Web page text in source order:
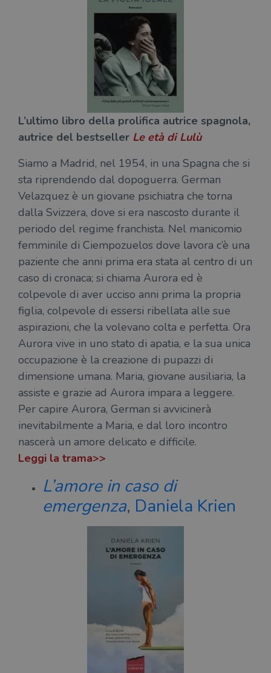
L’ultimo libro della prolifica autrice spagnola,
autrice del bestseller Le età di Lulù
Siamo a Madrid, nel 1954, in una Spagna che si
sta riprendendo dal dopoguerra. German
Velazquez è un giovane psichiatra che torna
dalla Svizzera, dove si era nascosto durante il
periodo del regime franchista. Nel manicomio
femminile di Ciempozuelos dove lavora c’è una
paziente che anni prima era stata al centro di un
caso di cronaca; si chiama Aurora ed è
colpevole di aver ucciso anni prima la propria
figlia, colpevole di essersi ribellata alle sue
aspirazioni, che la volevano colta e perfetta. Ora
Aurora vive in uno stato di apatia, e la sua unica
occupazione è la creazione di pupazzi di
dimensione umana. Maria, giovane ausiliaria, la
assiste e grazie ad Aurora impara a leggere.
Per capire Aurora, German si avvicinerà
inevitabilmente a Maria, e dal loro incontro
nascerà un amore delicato e difficile.
Leggi la trama>>
L’amore in caso di
emergenza, Daniela Krien